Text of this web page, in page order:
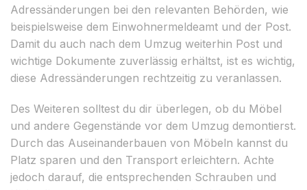
Adressänderungen bei den relevanten Behörden, wie
beispielsweise dem Einwohnermeldeamt und der Post.
Damit du auch nach dem Umzug weiterhin Post und
wichtige Dokumente zuverlässig erhältst, ist es wichtig,
diese Adressänderungen rechtzeitig zu veranlassen.
Des Weiteren solltest du dir überlegen, ob du Möbel
und andere Gegenstände vor dem Umzug demontierst.
Durch das Auseinanderbauen von Möbeln kannst du
Platz sparen und den Transport erleichtern. Achte
jedoch darauf, die entsprechenden Schrauben und